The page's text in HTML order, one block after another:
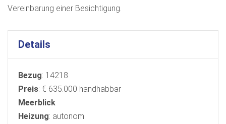
Vereinbarung einer Besichtigung.
Details
Bezug: 14218
Preis: € 635.000 handhabbar
Meerblick
Heizung: autonom